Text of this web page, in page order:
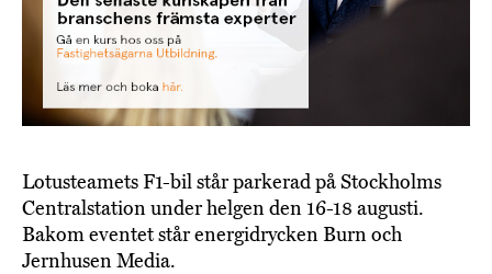
Lotusteamets F1-bil står parkerad på Stockholms
Centralstation under helgen den 16-18 augusti.
Bakom eventet står energidrycken Burn och
Jernhusen Media.